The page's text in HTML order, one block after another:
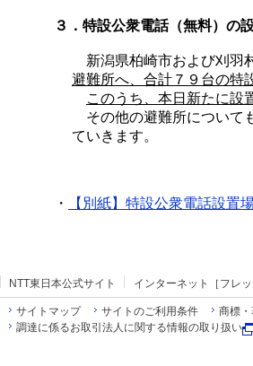
３．特設公衆電話（無料）の
新潟県柏崎市および刈羽
避難所へ、合計７９台の特
このうち、本日新たに設
その他の避難所について
ていきます。
・ 【別紙】特設公衆電話設置
NTT東日本公式サイト インターネット［フレッ
サイトマップ サイトのご利用条件 商標
調達に係るお取引法人に関する情報の取り扱い